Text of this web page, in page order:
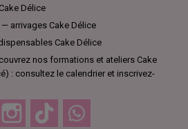
Délice
arrivages Cake Délice
Cake Délice
nos formations et ateliers Cake
: consultez le calendrier et inscrivez-
Instagram TikTok